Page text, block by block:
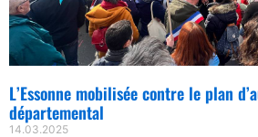
L’Essonne mobilisée contre le plan
départemental
14.03.2025